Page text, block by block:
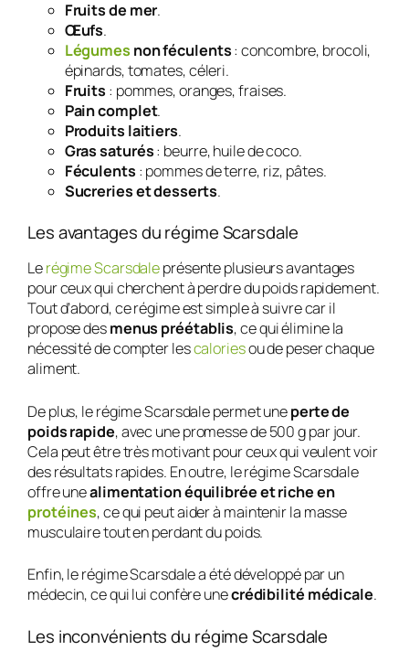
Fruits de mer.
Œufs.
Légumes non féculents: concombre, brocoli,
épinards, tomates, céleri.
Fruits : pommes, oranges, fraises.
Pain complet.
Produits laitiers.
Gras saturés: beurre, huile de coco.
Féculents : pommes de terre, riz, pâtes.
Sucreries et desserts.
Les avantages du régime Scarsdale
Lerégime Scarsdaleprésente plusieurs avantages
pour ceux qui cherchent à perdre du poids rapidement.
Tout d’abord, ce régime est simple à suivre car il
propose desmenus préétablis, ce qui élimine la
nécessité de compter lescaloriesou de peser chaque
aliment.
De plus, le régime Scarsdale permet uneperte de
poids rapide, avec une promesse de 500 g par jour.
Cela peut être très motivant pour ceux qui veulent voir
des résultats rapides. En outre, le régime Scarsdale
offre unealimentation équilibrée et riche en
protéines, ce qui peut aider à maintenir la masse
musculaire tout en perdant du poids.
Enfin, le régime Scarsdale a été développé par un
médecin, ce qui lui confère unecrédibilité médicale.
Les inconvénients du régime Scarsdale